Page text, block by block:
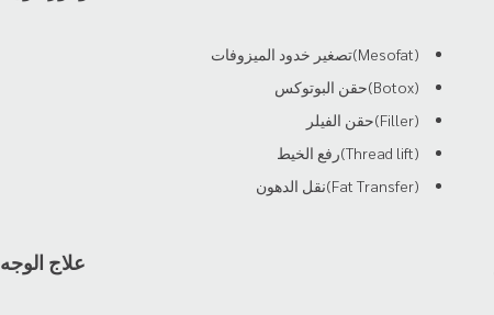
(Mesofat)تصغير خدود الميزوفات
(Botox)حقن البوتوكس
(Filler)حقن الفيلر
(Thread lift)رفع الخيط
(Fat Transfer)نقل الدهون
علاج الوجه